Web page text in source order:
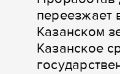
переезжает
Казанском
Казанское